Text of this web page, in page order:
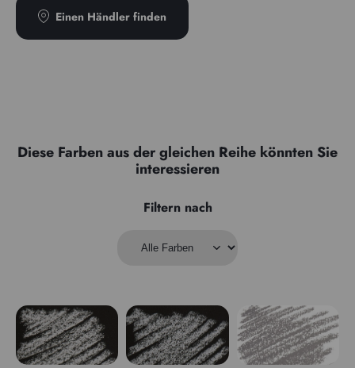
Einen Händler finden
Diese Farben aus der gleichen Reihe könnten Sie
interessieren
Filtern nach